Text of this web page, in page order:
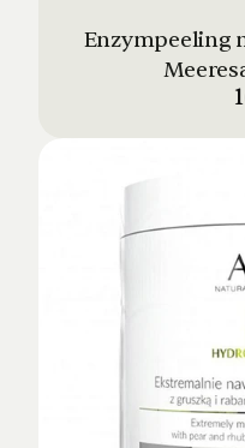
Enzympeeling